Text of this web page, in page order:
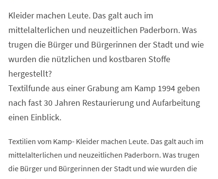
Kleider machen Leute. Das galt auch im
mittelalterlichen und neuzeitlichen Paderborn. Was
trugen die Bürger und Bürgerinnen der Stadt und wie
wurden die nützlichen und kostbaren Stoffe
hergestellt?
Textilfunde aus einer Grabung am Kamp 1994 geben
nach fast 30 Jahren Restaurierung und Aufarbeitung
einen Einblick.
Textilien vom Kamp- Kleider machen Leute. Das galt auch im
mittelalterlichen und neuzeitlichen Paderborn. Was trugen
die Bürger und Bürgerinnen der Stadt und wie wurden die